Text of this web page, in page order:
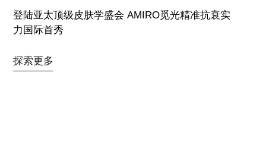
登陆亚太顶级皮肤学盛会 AMIRO觅光精准抗衰实
力国际首秀
探索更多